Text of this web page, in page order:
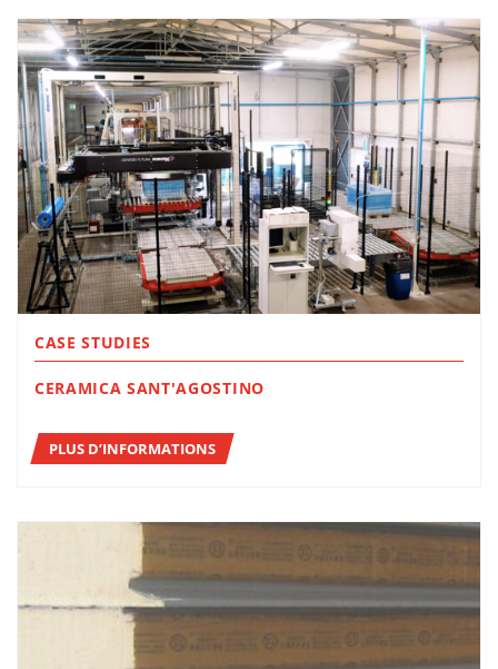
CASE STUDIES
CERAMICA SANT'AGOSTINO
PLUS D’INFORMATIONS